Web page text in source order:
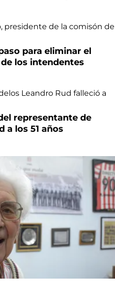
para eliminar el
los intendentes
representante de
a los 51 años